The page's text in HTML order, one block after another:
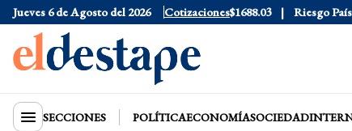
Jueves 6 de Agosto del 2026 Cotizaciones
Dólar CCL $1577.3 Euro $1688.03 Riesgo País 408
SECCIONES POLÍTICAECONOMÍASOCIEDAD